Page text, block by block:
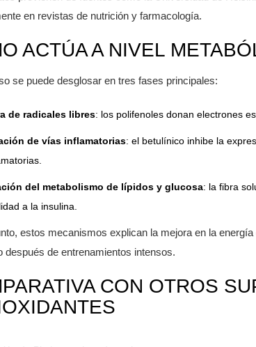
en revistas de nutrición y farmacología.
ACTÚA A NIVEL
se puede desglosar en tres fases principales:
de radicales libres: los polifenoles donan electrones
de vías inflamatorias: el betulínico inhibe la
del metabolismo de lípidos y glucosa: la fibra
a la insulina.
estos mecanismos explican la mejora en la
después de entrenamientos intensos.
CON OTROS